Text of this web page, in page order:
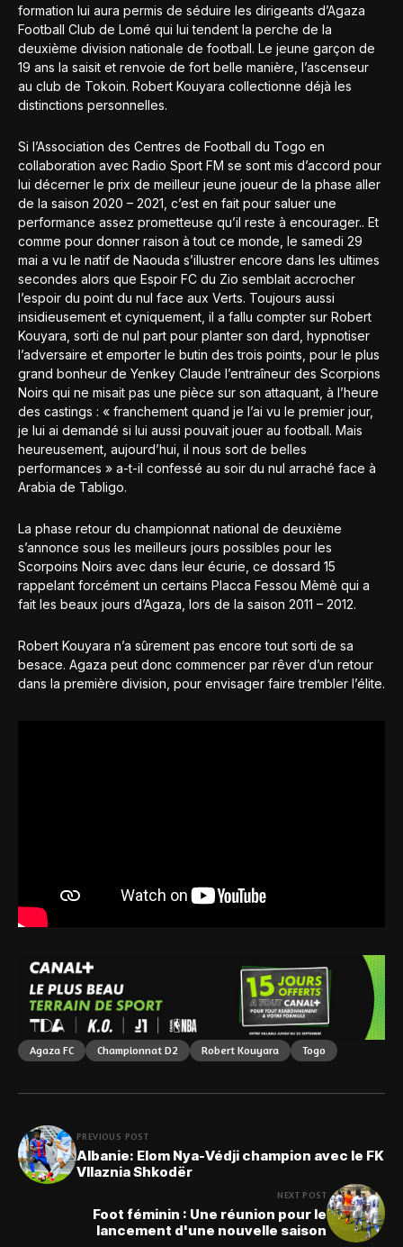
formation lui aura permis de séduire les dirigeants d’Agaza
Football Club de Lomé qui lui tendent la perche de la
deuxième division nationale de football. Le jeune garçon de
19 ans la saisit et renvoie de fort belle manière, l’ascenseur
au club de Tokoin. Robert Kouyara collectionne déjà les
distinctions personnelles.
Si l’Association des Centres de Football du Togo en
collaboration avec Radio Sport FM se sont mis d’accord pour
lui décerner le prix de meilleur jeune joueur de la phase aller
de la saison 2020 – 2021, c’est en fait pour saluer une
performance assez prometteuse qu’il reste à encourager.. Et
comme pour donner raison à tout ce monde, le samedi 29
mai a vu le natif de Naouda s’illustrer encore dans les ultimes
secondes alors que Espoir FC du Zio semblait accrocher
l’espoir du point du nul face aux Verts. Toujours aussi
insidieusement et cyniquement, il a fallu compter sur Robert
Kouyara, sorti de nul part pour planter son dard, hypnotiser
l’adversaire et emporter le butin des trois points, pour le plus
grand bonheur de Yenkey Claude l’entraîneur des Scorpions
Noirs qui ne misait pas une pièce sur son attaquant, à l’heure
des castings : « franchement quand je l’ai vu le premier jour,
je lui ai demandé si lui aussi pouvait jouer au football. Mais
heureusement, aujourd’hui, il nous sort de belles
performances » a-t-il confessé au soir du nul arraché face à
Arabia de Tabligo.
La phase retour du championnat national de deuxième
s’annonce sous les meilleurs jours possibles pour les
Scorpoins Noirs avec dans leur écurie, ce dossard 15
rappelant forcément un certains Placca Fessou Mèmè qui a
fait les beaux jours d’Agaza, lors de la saison 2011 – 2012.
Robert Kouyara n’a sûrement pas encore tout sorti de sa
besace. Agaza peut donc commencer par rêver d’un retour
dans la première division, pour envisager faire trembler l’élite.
Agaza FC Championnat D2 Robert Kouyara Togo
PREVIOUS POST
Albanie: Elom Nya-Védji champion avec le FK
Vllaznia Shkodër
NEXT POST
Foot féminin : Une réunion pour le
lancement d'une nouvelle saison